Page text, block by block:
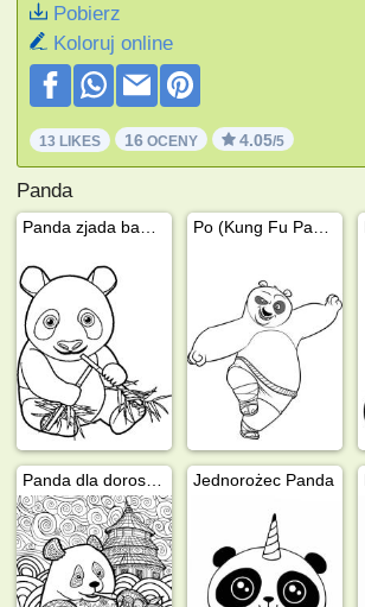
Pobierz
Koloruj online
13 LIKES 16 OCENY 4.05/5
Panda
Jednorożec Panda